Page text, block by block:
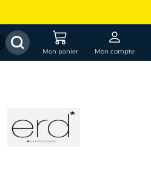
Mon panier Mon compte